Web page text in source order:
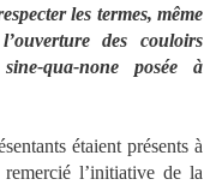
les termes, même
des couloirs
qua-none posée à
étaient présents à
l’initiative de la